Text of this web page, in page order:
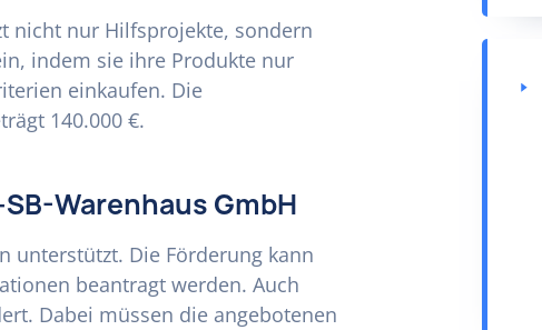
nicht nur Hilfsprojekte, sondern
indem sie ihre Produkte nur
einkaufen. Die
140.000 €.
Warenhaus GmbH
unterstützt. Die Förderung kann
beantragt werden. Auch
Dabei müssen die angebotenen